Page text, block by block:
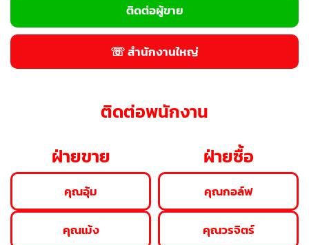
ติดต่อผู้ขาย
☏ สำนักงานใหญ่
ติดต่อพนักงาน
ฝ่ายขาย
คุณอุ้ม
คุณเม้ง
ฝ่ายซื้อ
คุณกอล์ฟ
คุณวรจิตร์